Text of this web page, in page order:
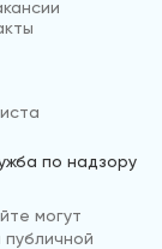
по надзору
могут
публичной